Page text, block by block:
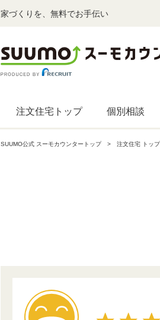
家づくりを、無料でお手伝い
注文住宅トップ 個別相談
SUUMO公式 スーモカウンタートップ 注文住宅 トップ